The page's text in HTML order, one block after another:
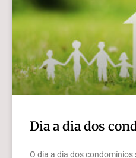
Dia a dia dos
O dia a dia dos condomínios